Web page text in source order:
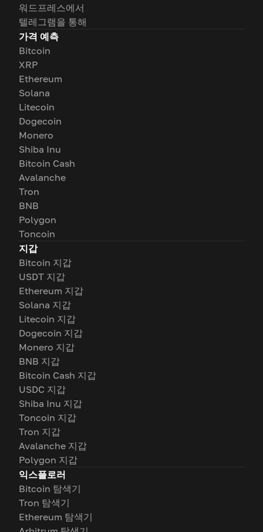
워드프레스에서
텔레그램을 통해
가격 예측
Bitcoin
XRP
Ethereum
Solana
Litecoin
Dogecoin
Monero
Shiba Inu
Bitcoin Cash
Avalanche
Tron
BNB
Polygon
Toncoin
지갑
Bitcoin 지갑
USDT 지갑
Ethereum 지갑
Solana 지갑
Litecoin 지갑
Dogecoin 지갑
Monero 지갑
BNB 지갑
Bitcoin Cash 지갑
USDC 지갑
Shiba Inu 지갑
Toncoin 지갑
Tron 지갑
Avalanche 지갑
Polygon 지갑
익스플로러
Bitcoin 탐색기
Tron 탐색기
Ethereum 탐색기